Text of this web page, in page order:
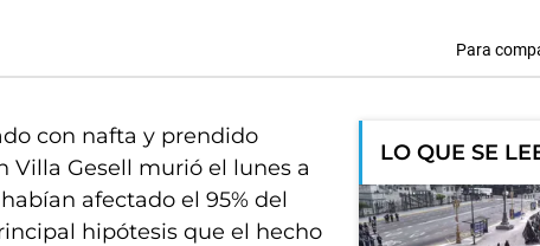
Para
con nafta y prendido
Villa Gesell murió el lunes a
afectado el 95% del
hipótesis que el hecho
LO QUE SE